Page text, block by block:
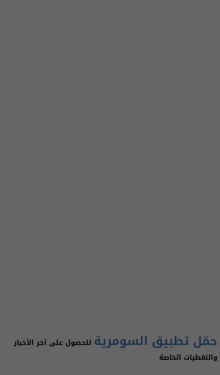
حمّل تطبيق السومرية للحصول على آخر الأخبار
والتغطيات الخاصة